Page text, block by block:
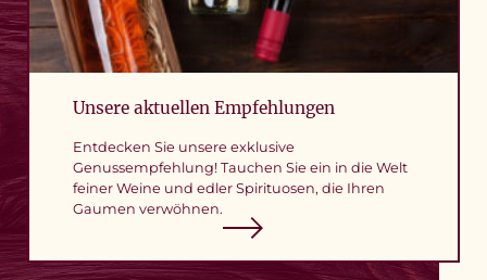
Unsere aktuellen Empfehlungen
Entdecken Sie unsere exklusive
Genussempfehlung! Tauchen Sie ein in die Welt
feiner Weine und edler Spirituosen, die Ihren
Gaumen verwöhnen.